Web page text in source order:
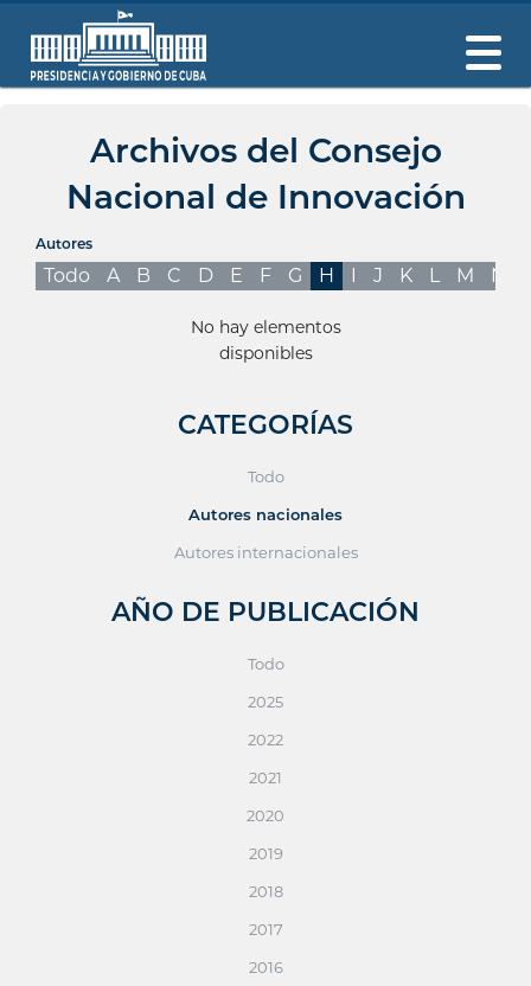
Archivos del Consejo
Nacional de Innovación
Autores
Todo A B C D E F G H I J K L M N
No hay elementos
disponibles
CATEGORÍAS
Todo
Autores nacionales
Autores internacionales
AÑO DE PUBLICACIÓN
Todo
2025
2022
2021
2020
2019
2018
2017
2016